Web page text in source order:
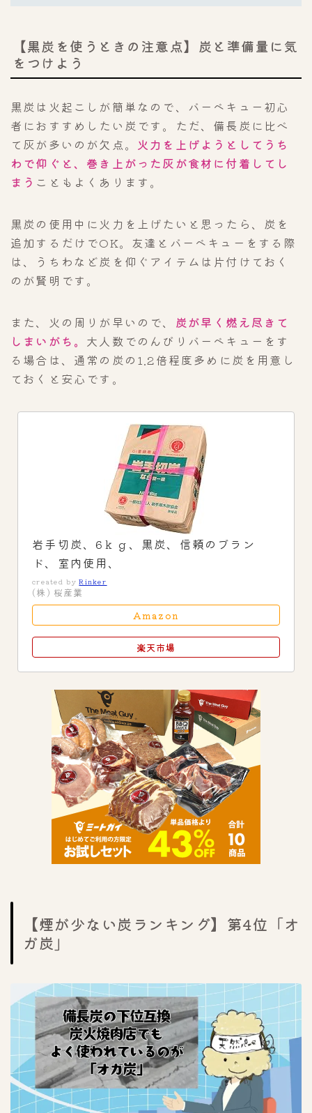
【黒炭を使うときの注意点】炭と準備量に気
をつけよう
黒炭は火起こしが簡単なので、バーベキュー初心
者におすすめしたい炭です。ただ、備長炭に比べ
て灰が多いのが欠点。 火力を上げようとしてうち
わで仰ぐと、巻き上がった灰が食材に付着してし
まう こともよくあります。
黒炭の使用中に火力を上げたいと思ったら、炭を
追加するだけでOK。友達とバーベキューをする際
は、うちわなど炭を仰ぐアイテムは片付けておく
のが賢明です。
また、火の周りが早いので、 炭が早く燃え尽きて
しまいがち。 大人数でのんびりバーベキューをす
る場合は、通常の炭の1.2倍程度多めに炭を用意し
ておくと安心です。
岩手切炭、6ｋｇ、黒炭、信頼のブラン
ド、室内使用、
created byRinker
(株) 桜産業
Amazon
楽天市場
【煙が少ない炭ランキング】第4位「オ
ガ炭」